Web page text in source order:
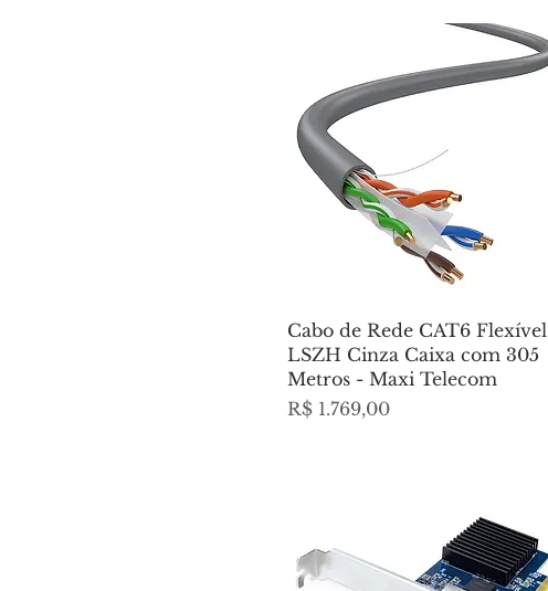
Cabo de Rede CAT6 Flexível
LSZH Cinza Caixa com 305
Metros - Maxi Telecom
Preço
R$ 1.769,00